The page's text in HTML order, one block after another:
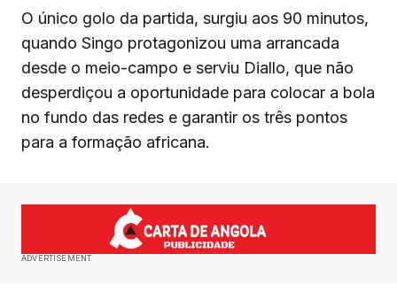
O único golo da partida, surgiu aos 90 minutos,
quando Singo protagonizou uma arrancada
desde o meio-campo e serviu Diallo, que não
desperdiçou a oportunidade para colocar a bola
no fundo das redes e garantir os três pontos
para a formação africana.
ADVERTISEMENT